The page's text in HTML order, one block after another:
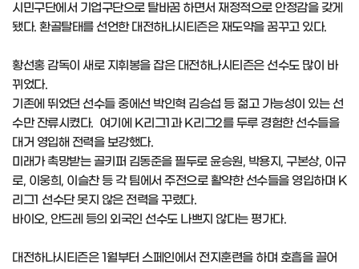
시민구단에서 기업구단으로 탈바꿈 하면서 재정적으로 안정감을 갖게
됐다. 환골탈태를 선언한 대전하나시티즌은 재도약을 꿈꾸고 있다.
황선홍 감독이 새로 지휘봉을 잡은 대전하나시티즌은 선수도 많이 바
뀌었다.
기존에 뛰었던 선수들 중에선 박인혁 김승섭 등 젊고 가능성이 있는 선
수만 잔류시켰다. 여기에 K리그1과 K리그2를 두루 경험한 선수들을
대거 영입해 전력을 보강했다.
미래가 촉망받는 골키퍼 김동준을 필두로 윤승원, 박용지, 구본상, 이규
로, 이웅희, 이슬찬 등 각 팀에서 주전으로 활약한 선수들을 영입하며 K
리그1 선수단 못지 않은 전력을 꾸렸다.
바이오, 안드레 등의 외국인 선수도 나쁘지 않다는 평가다.
대전하나시티즌은 1월부터 스페인에서 전지훈련을 하며 호흡을 끌어